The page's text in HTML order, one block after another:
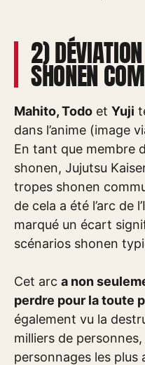
2)
SHONEN
Mahito, Todo et Yuji
dans l’anime (image
En tant que membre
shonen, Jujutsu
tropes shonen
de cela a été l’arc de
marqué un écart
scénarios shonen
Cet arc a non
perdre pour la toute
également vu la
milliers de
personnages les plus